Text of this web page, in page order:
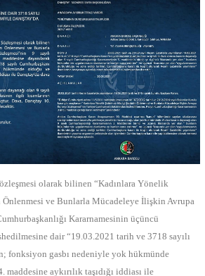
olarak bilinen “Kadınlara Yönelik
ve Bunlarla Mücadeleye İlişkin Avrupa
Kararnamesinin üçüncü
dair “19.03.2021 tarih ve 3718 sayılı
fonksiyon gasbı nedeniyle yok hükmünde
aykırılık taşıdığı iddiası ile